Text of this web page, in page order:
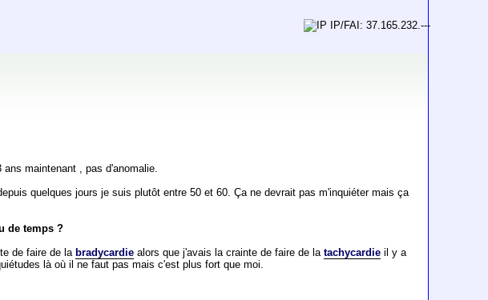
IP/FAI: 37.165.232.---
maintenant , pas d'anomalie.
quelques jours je suis plutôt entre 50 et 60. Ça ne devrait pas m'inquiéter mais ça
de temps ?
de faire de la bradycardie alors que j'avais la crainte de faire de latachycardie il y a
là où il ne faut pas mais c'est plus fort que moi.